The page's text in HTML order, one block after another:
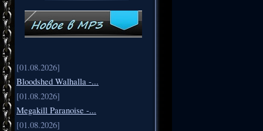
[01.08.2026]
Bloodshed Walhalla -...
[01.08.2026]
Megakill Paranoise -...
[01.08.2026]